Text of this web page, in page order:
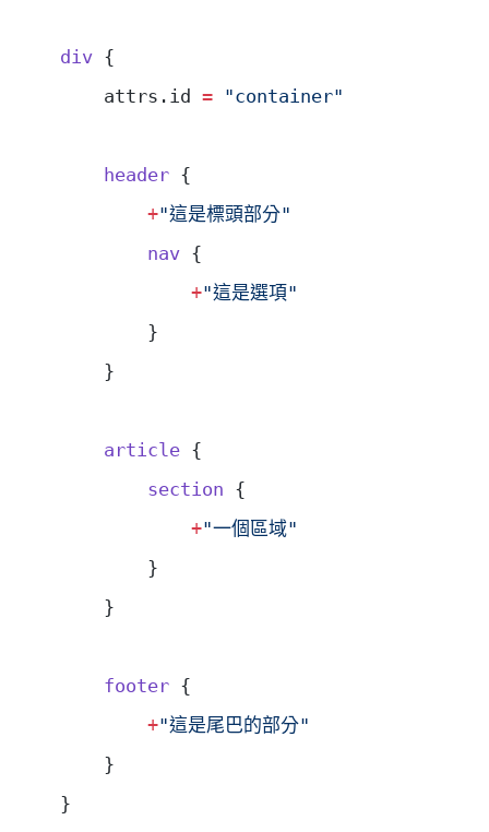
div {
    attrs.id
= "container"
    header
{
        +
"這是標頭部分"
        nav
{
            +
"這是選項"
        }
    }
    article
{
        section
{
            +
"一個區域"
        }
    }
    footer
{
        +
"這是尾巴的部分"
    }
}